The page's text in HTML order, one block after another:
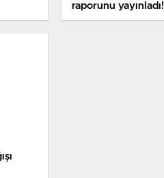
raporunu yayınladı!